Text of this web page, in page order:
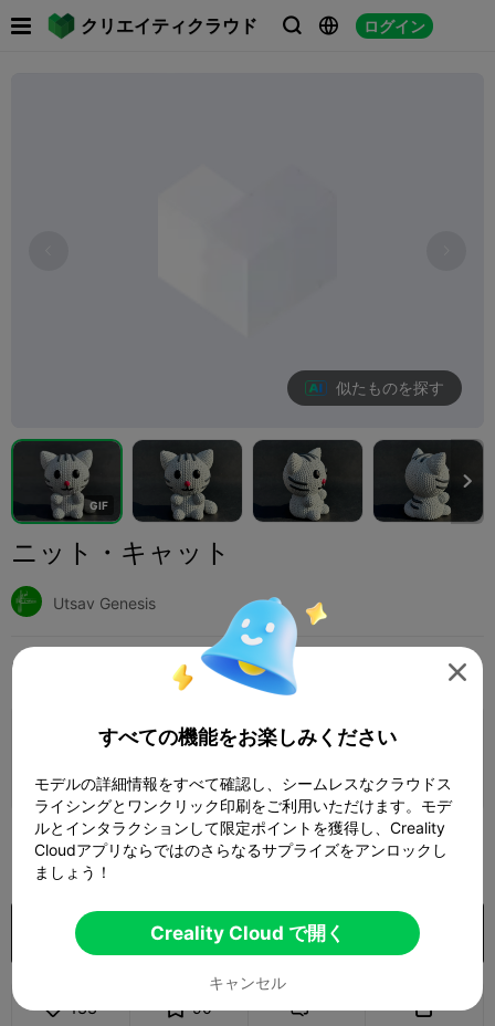
クリエイティクラウド   ログイン
似たものを探す
GIF

ニット・キャット
Utsav Genesis
印刷設定 おもちゃとゲーム  
 印刷設定を追加
さらにポイントを獲得
299 
購入
133 90  

すべての機能をお楽しみください
モデルの詳細情報をすべて確認し、シームレスなクラウドス
ライシングとワンクリック印刷をご利用いただけます。モデ
ルとインタラクションして限定ポイントを獲得し、Creality
Cloudアプリならではのさらなるサプライズをアンロックし
ましょう！
Creality Cloud で開く
キャンセル